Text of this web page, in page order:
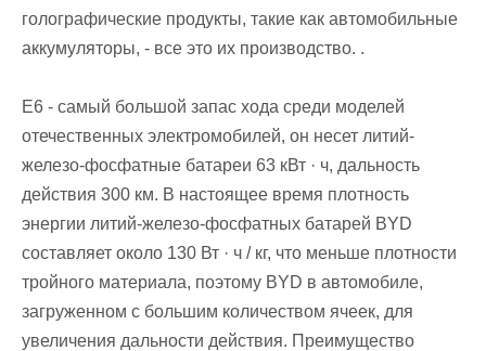
голографические продукты, такие как автомобильные
аккумуляторы, - все это их производство. .
E6 - самый большой запас хода среди моделей
отечественных электромобилей, он несет литий-
железо-фосфатные батареи 63 кВт · ч, дальность
действия 300 км. В настоящее время плотность
энергии литий-железо-фосфатных батарей BYD
составляет около 130 Вт · ч / кг, что меньше плотности
тройного материала, поэтому BYD в автомобиле,
загруженном с большим количеством ячеек, для
увеличения дальности действия. Преимущество